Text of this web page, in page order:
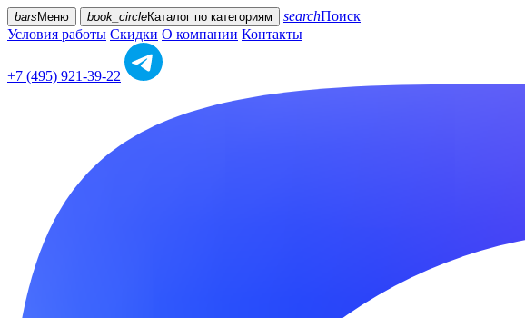
bars Меню book_circleКаталог по категориям searchПоиск
Условия работы Скидки О компании Контакты
+7 (495) 921-39-22